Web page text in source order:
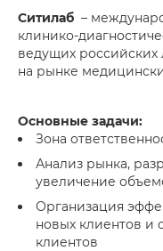
Ситилаб –
клинико-
ведущих российских
на рынке
Основные задачи:
Зона
Анализ рынка,
увеличение
Организация
новых клиентов и
клиентов